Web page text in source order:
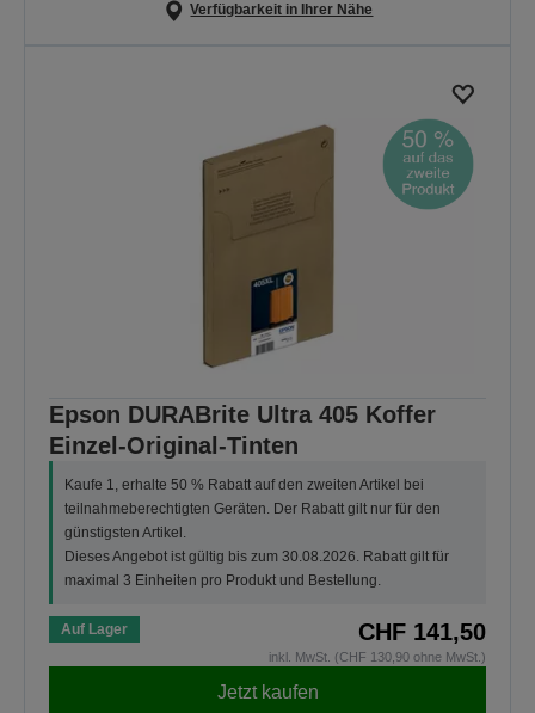
Verfügbarkeit in Ihrer Nähe
Epson DURABrite Ultra 405 Koffer
Einzel-Original-Tinten
Kaufe 1, erhalte 50 % Rabatt auf den zweiten Artikel bei
teilnahmeberechtigten Geräten. Der Rabatt gilt nur für den
günstigsten Artikel.
Dieses Angebot ist gültig bis zum 30.08.2026. Rabatt gilt für
maximal 3 Einheiten pro Produkt und Bestellung.
Auf Lager CHF 141,50
inkl. MwSt. (CHF 130,90 ohne MwSt.)
Jetzt kaufen